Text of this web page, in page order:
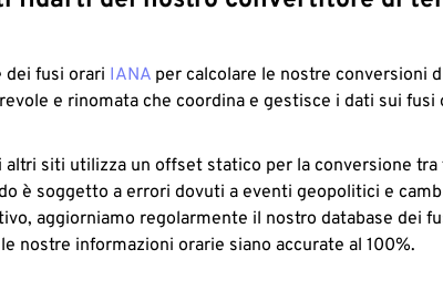
dei fusi orari IANA per calcolare le nostre conversioni
e rinomata che coordina e gestisce i dati sui fusi
altri siti utilizza un offset statico per la conversione tra
è soggetto a errori dovuti a eventi geopolitici e
aggiorniamo regolarmente il nostro database dei
nostre informazioni orarie siano accurate al 100%.